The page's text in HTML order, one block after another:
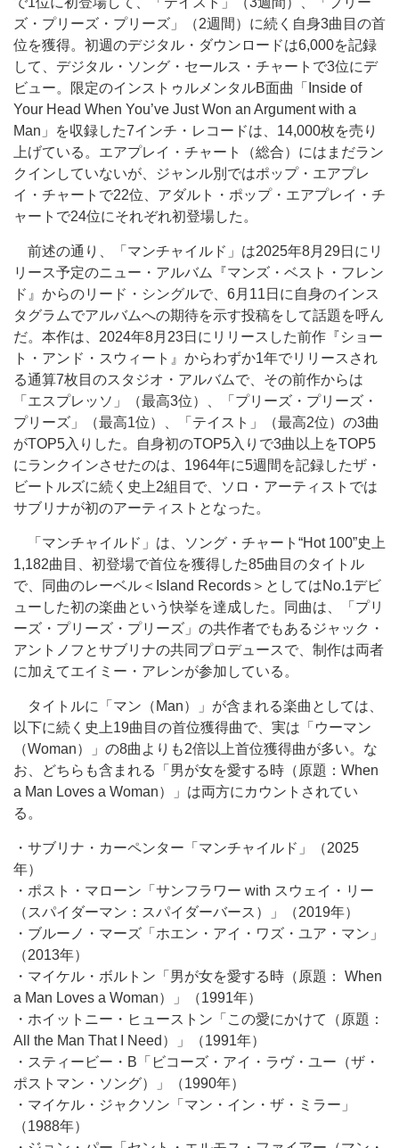
ズ・プリーズ・プリーズ」（2週間）に続く自身3曲目の首
位を獲得。初週のデジタル・ダウンロードは6,000を記録
して、デジタル・ソング・セールス・チャートで3位にデ
ビュー。限定のインストゥルメンタルB面曲「Inside of
Your Head When You’ve Just Won an Argument with a
Man」を収録した7インチ・レコードは、14,000枚を売り
上げている。エアプレイ・チャート（総合）にはまだラン
クインしていないが、ジャンル別ではポップ・エアプレ
イ・チャートで22位、アダルト・ポップ・エアプレイ・チ
ャートで24位にそれぞれ初登場した。
前述の通り、「マンチャイルド」は2025年8月29日にリ
リース予定のニュー・アルバム『マンズ・ベスト・フレン
ド』からのリード・シングルで、6月11日に自身のインス
タグラムでアルバムへの期待を示す投稿をして話題を呼ん
だ。本作は、2024年8月23日にリリースした前作『ショー
ト・アンド・スウィート』からわずか1年でリリースされ
る通算7枚目のスタジオ・アルバムで、その前作からは
「エスプレッソ」（最高3位）、「プリーズ・プリーズ・
プリーズ」（最高1位）、「テイスト」（最高2位）の3曲
がTOP5入りした。自身初のTOP5入りで3曲以上をTOP5
にランクインさせたのは、1964年に5週間を記録したザ・
ビートルズに続く史上2組目で、ソロ・アーティストでは
サブリナが初のアーティストとなった。
「マンチャイルド」は、ソング・チャート“Hot 100”史上
1,182曲目、初登場で首位を獲得した85曲目のタイトル
で、同曲のレーベル＜Island Records＞としてはNo.1デビ
ューした初の楽曲という快挙を達成した。同曲は、「プリ
ーズ・プリーズ・プリーズ」の共作者でもあるジャック・
アントノフとサブリナの共同プロデュースで、制作は両者
に加えてエイミー・アレンが参加している。
タイトルに「マン（Man）」が含まれる楽曲としては、
以下に続く史上19曲目の首位獲得曲で、実は「ウーマン
（Woman）」の8曲よりも2倍以上首位獲得曲が多い。な
お、どちらも含まれる「男が女を愛する時（原題：When
a Man Loves a Woman）」は両方にカウントされてい
る。
・サブリナ・カーペンター「マンチャイルド」（2025
年）
・ポスト・マローン「サンフラワー with スウェイ・リー
（スパイダーマン：スパイダーバース）」（2019年）
・ブルーノ・マーズ「ホエン・アイ・ワズ・ユア・マン」
（2013年）
・マイケル・ボルトン「男が女を愛する時（原題： When
a Man Loves a Woman）」（1991年）
・ホイットニー・ヒューストン「この愛にかけて（原題：
All the Man That I Need）」（1991年）
・スティービー・B「ビコーズ・アイ・ラヴ・ユー（ザ・
ポストマン・ソング）」（1990年）
・マイケル・ジャクソン「マン・イン・ザ・ミラー」
（1988年）